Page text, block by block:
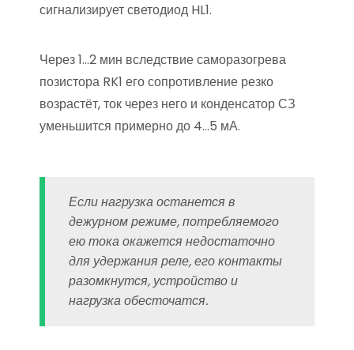
сигнализирует светодиод HL1.
Через 1…2 мин вследствие саморазогрева
позистора RK1 его сопротивление резко
возрастёт, ток через него и конденсатор СЗ
уменьшится примерно до 4…5 мА.
Если нагрузка останется в
дежурном режиме, потребляемого
ею тока окажется недостаточно
для удержания реле, его контакты
разомкнутся, устройство и
нагрузка обесточатся.